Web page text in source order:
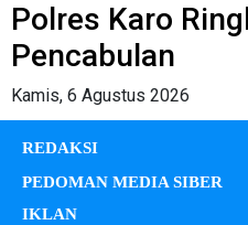
Polres Karo
Pencabulan
Kamis, 6 Agustus 2026
REDAKSI
PEDOMAN MEDIA SIBER
IKLAN